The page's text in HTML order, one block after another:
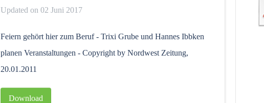
Updated on 02 Juni 2017
Feiern gehört hier zum Beruf - Trixi Grube und Hannes Ibbken
planen Veranstaltungen - Copyright by Nordwest Zeitung,
20.01.2011
Download